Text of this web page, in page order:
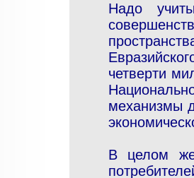
Надо
четверти
механизмы
В целом же